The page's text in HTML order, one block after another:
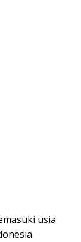
usia